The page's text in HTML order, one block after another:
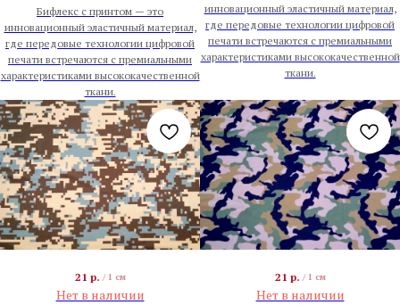
Бифлекс с принтом — это
инновационный эластичный материал,
где передовые технологии цифровой
печати встречаются с премиальными
характеристиками высококачественной
ткани.
инновационный эластичный материал,
где передовые технологии цифровой
печати встречаются с премиальными
характеристиками высококачественной
ткани.
21 р. / 1 см
Нет в наличии
21 р. / 1 см
Нет в наличии